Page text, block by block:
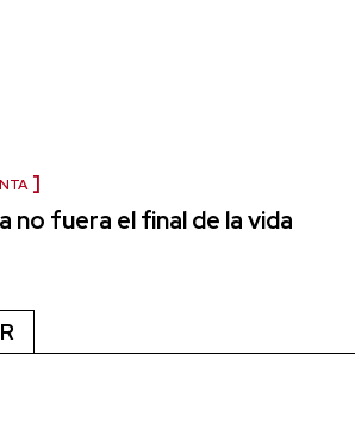
no fuera el final de la vida